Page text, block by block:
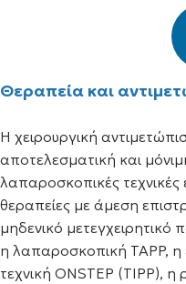
Θεραπεία και
Η χειρουργική
αποτελεσματική και
λαπαροσκοπικές τεχνικές
θεραπείες με άμεση
μηδενικό μετεγχειρητικό
η λαπαροσκοπική TAPP, η
τεχνική ONSTEP (TIPP),